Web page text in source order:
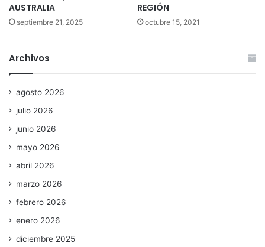
AUSTRALIA
septiembre 21, 2025
REGIÓN
octubre 15, 2021
Archivos
agosto 2026
julio 2026
junio 2026
mayo 2026
abril 2026
marzo 2026
febrero 2026
enero 2026
diciembre 2025